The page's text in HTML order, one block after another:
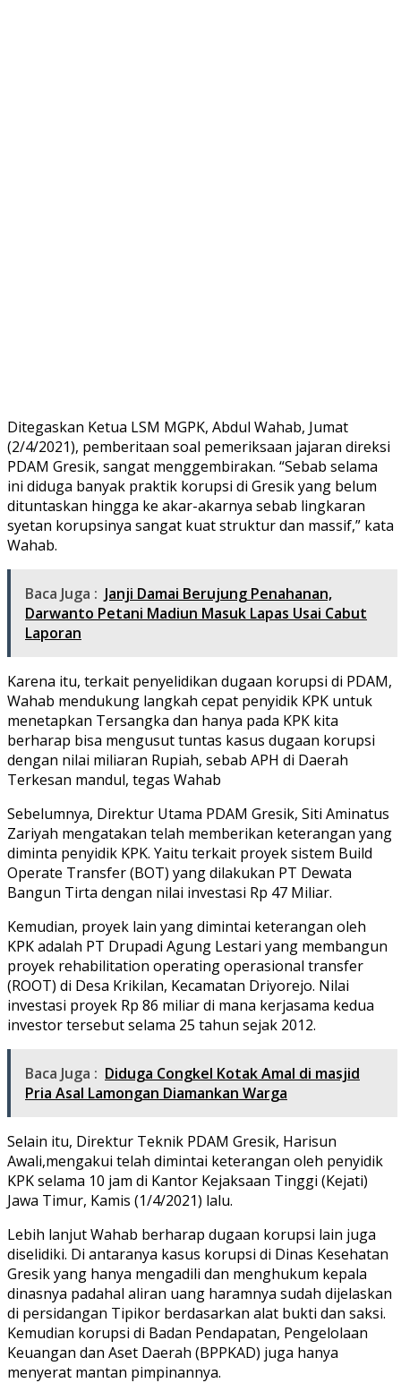
Ditegaskan Ketua LSM MGPK, Abdul Wahab, Jumat
(2/4/2021), pemberitaan soal pemeriksaan jajaran direksi
PDAM Gresik, sangat menggembirakan. “Sebab selama
ini diduga banyak praktik korupsi di Gresik yang belum
dituntaskan hingga ke akar-akarnya sebab lingkaran
syetan korupsinya sangat kuat struktur dan massif,” kata
Wahab.
Baca Juga : Janji Damai Berujung Penahanan,
Darwanto Petani Madiun Masuk Lapas Usai Cabut
Laporan
Karena itu, terkait penyelidikan dugaan korupsi di PDAM,
Wahab mendukung langkah cepat penyidik KPK untuk
menetapkan Tersangka dan hanya pada KPK kita
berharap bisa mengusut tuntas kasus dugaan korupsi
dengan nilai miliaran Rupiah, sebab APH di Daerah
Terkesan mandul, tegas Wahab
Sebelumnya, Direktur Utama PDAM Gresik, Siti Aminatus
Zariyah mengatakan telah memberikan keterangan yang
diminta penyidik KPK. Yaitu terkait proyek sistem Build
Operate Transfer (BOT) yang dilakukan PT Dewata
Bangun Tirta dengan nilai investasi Rp 47 Miliar.
Kemudian, proyek lain yang dimintai keterangan oleh
KPK adalah PT Drupadi Agung Lestari yang membangun
proyek rehabilitation operating operasional transfer
(ROOT) di Desa Krikilan, Kecamatan Driyorejo. Nilai
investasi proyek Rp 86 miliar di mana kerjasama kedua
investor tersebut selama 25 tahun sejak 2012.
Baca Juga : Diduga Congkel Kotak Amal di masjid
Pria Asal Lamongan Diamankan Warga
Selain itu, Direktur Teknik PDAM Gresik, Harisun
Awali,mengakui telah dimintai keterangan oleh penyidik
KPK selama 10 jam di Kantor Kejaksaan Tinggi (Kejati)
Jawa Timur, Kamis (1/4/2021) lalu.
Lebih lanjut Wahab berharap dugaan korupsi lain juga
diselidiki. Di antaranya kasus korupsi di Dinas Kesehatan
Gresik yang hanya mengadili dan menghukum kepala
dinasnya padahal aliran uang haramnya sudah dijelaskan
di persidangan Tipikor berdasarkan alat bukti dan saksi.
Kemudian korupsi di Badan Pendapatan, Pengelolaan
Keuangan dan Aset Daerah (BPPKAD) juga hanya
menyerat mantan pimpinannya.